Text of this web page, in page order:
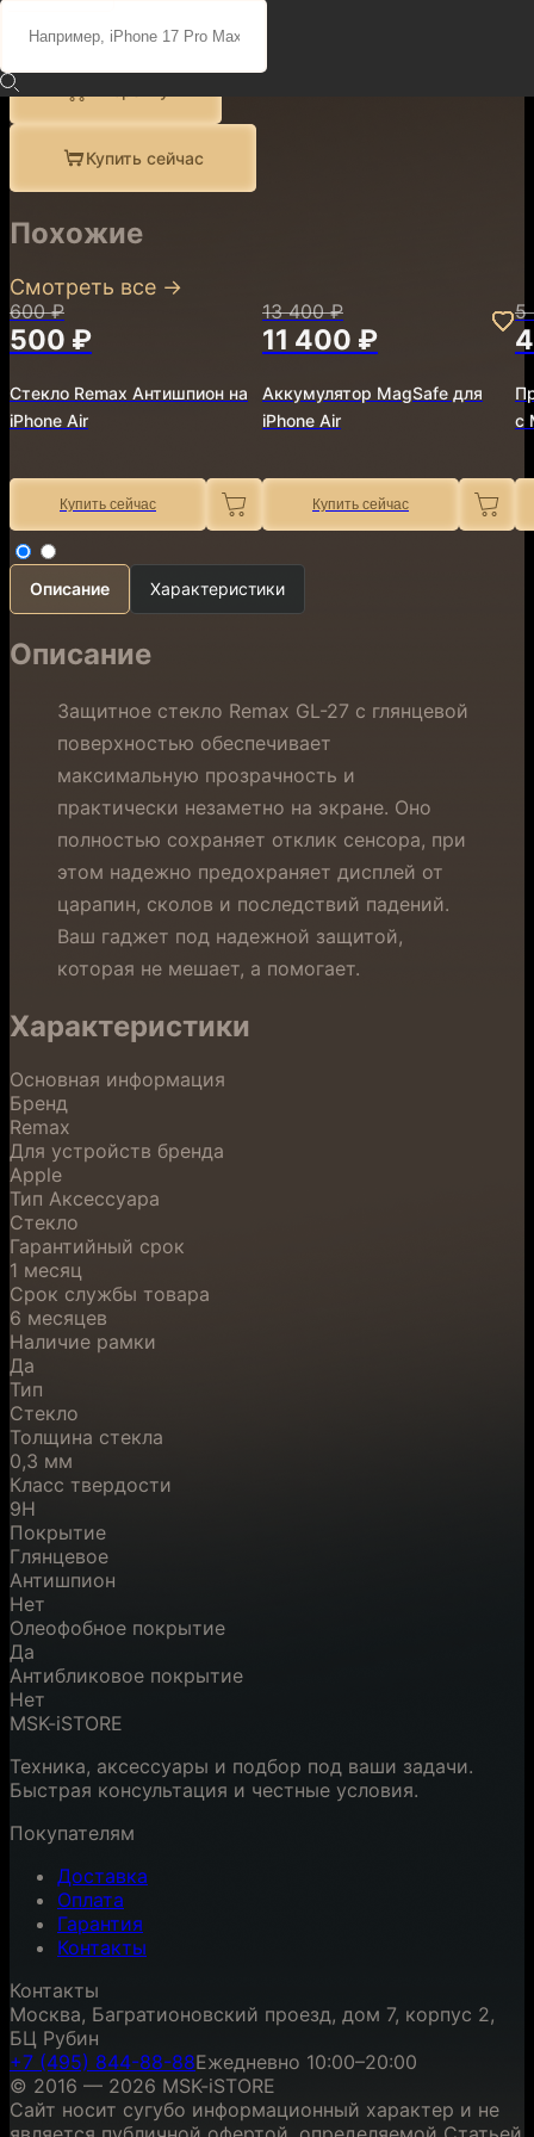
Описание
Характеристики
Купить сейчас
Похожие
Смотреть все →
600 ₽
500 ₽
Стекло Remax Антишпион на
iPhone Air
Купить сейчас
13 400 ₽
11 400 ₽
Аккумулятор MagSafe для
iPhone Air
Купить сейчас
5
с
Описание Характеристики
Описание
Защитное стекло Remax GL-27 с глянцевой
поверхностью обеспечивает
максимальную прозрачность и
практически незаметно на экране. Оно
полностью сохраняет отклик сенсора, при
этом надежно предохраняет дисплей от
царапин, сколов и последствий падений.
Ваш гаджет под надежной защитой,
которая не мешает, а помогает.
Характеристики
Основная информация
Бренд
Remax
Для устройств бренда
Apple
Тип Аксессуара
Стекло
Гарантийный срок
1 месяц
Срок службы товара
6 месяцев
Наличие рамки
Да
Тип
Стекло
Толщина стекла
0,3 мм
Класс твердости
9H
Покрытие
Глянцевое
Антишпион
Нет
Олеофобное покрытие
Да
Антибликовое покрытие
Нет
MSK-iSTORE
Техника, аксессуары и подбор под ваши задачи.
Быстрая консультация и честные условия.
Покупателям
Доставка
Оплата
Гарантия
Контакты
Контакты
Москва, Багратионовский проезд, дом 7, корпус 2,
БЦ Рубин
+7 (495) 844-88-88Ежедневно 10:00–20:00
© 2016 — 2026 MSK-iSTORE
Сайт носит сугубо информационный характер и не